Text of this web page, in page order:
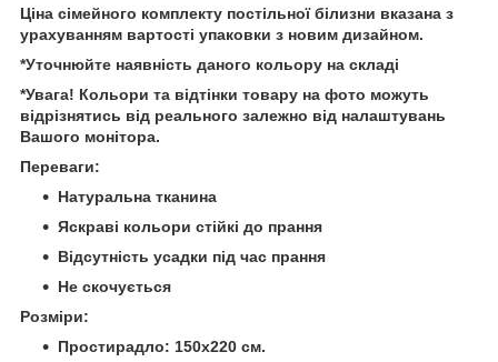
Ціна сімейного комплекту постільної білизни вказана з
урахуванням вартості упаковки з новим дизайном.
*Уточнюйте наявність даного кольору на складі
*Увага! Кольори та відтінки товару на фото можуть
відрізнятись від реального залежно від налаштувань
Вашого монітора.
Переваги:
Натуральна тканина
Яскраві кольори стійкі до прання
Відсутність усадки під час прання
Не скочується
Розміри:
Простирадло: 150х220 см.